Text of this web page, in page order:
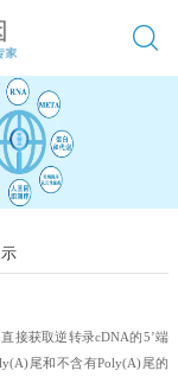

接获取逆转录cDNA的5’端
尾和不含有Poly(A)尾的